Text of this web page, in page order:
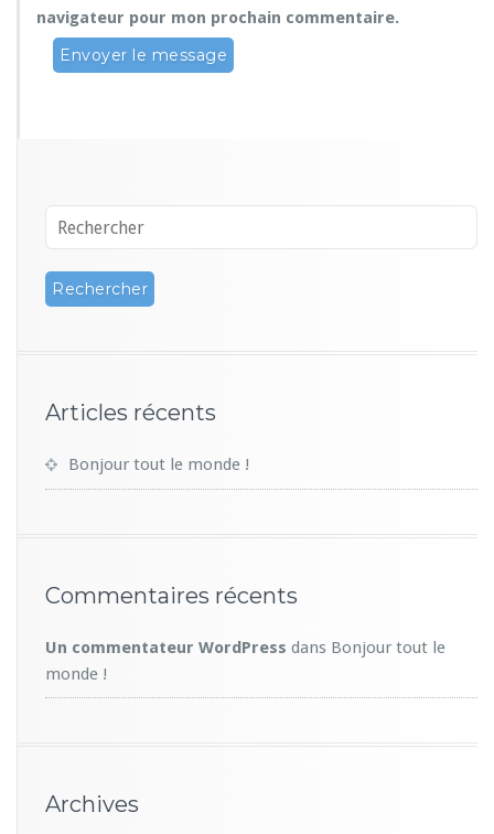
navigateur pour mon prochain commentaire.
Articles récents
Bonjour tout le monde !
Commentaires récents
Un commentateur WordPress dans Bonjour tout le
monde !
Archives